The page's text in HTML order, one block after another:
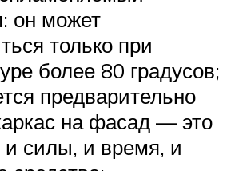
он может
только при
более 80 градусов;
предварительно
на фасад — это
и силы, и время, и